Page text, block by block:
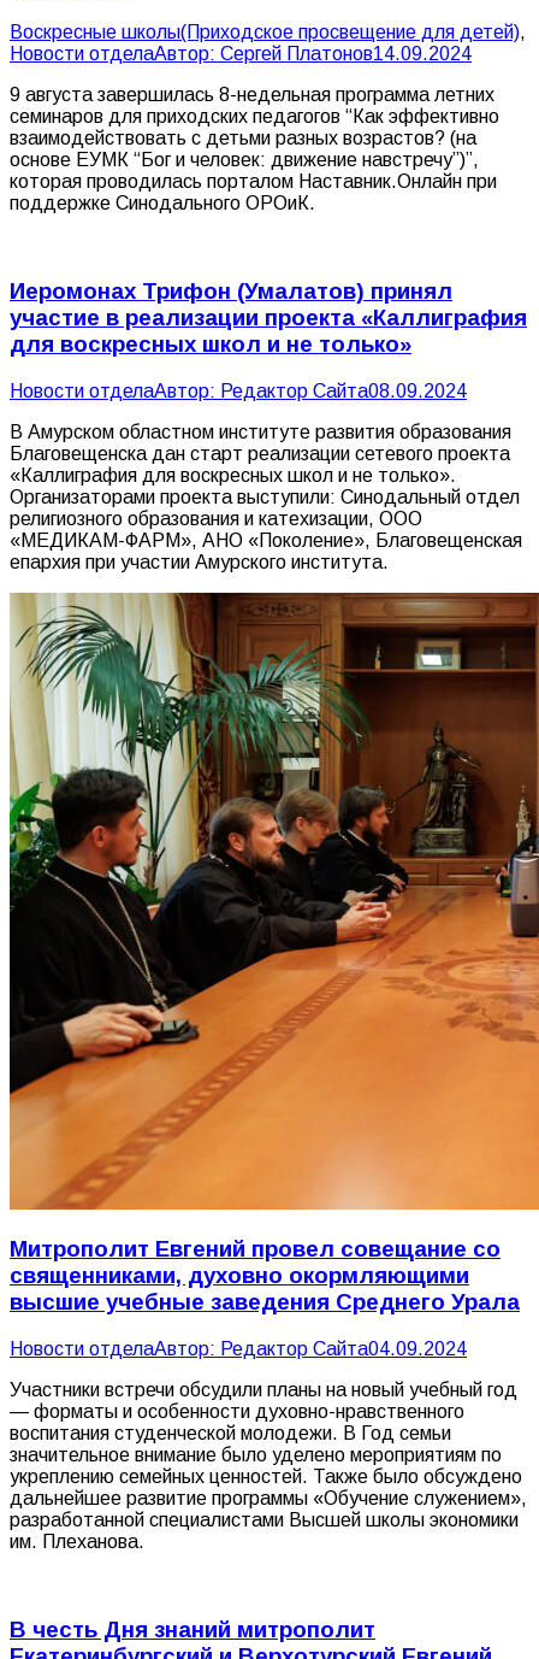
Воскресные школы(Приходское просвещение для детей),
Новости отделаАвтор: Сергей Платонов14.09.2024
9 августа завершилась 8-недельная программа летних
семинаров для приходских педагогов “Как эффективно
взаимодействовать с детьми разных возрастов? (на
основе ЕУМК “Бог и человек: движение навстречу”)”,
которая проводилась порталом Наставник.Онлайн при
поддержке Синодального ОРОиК.
Иеромонах Трифон (Умалатов) принял
участие в реализации проекта «Каллиграфия
для воскресных школ и не только»
Новости отделаАвтор: Редактор Сайта08.09.2024
В Амурском областном институте развития образования
Благовещенска дан старт реализации сетевого проекта
«Каллиграфия для воскресных школ и не только».
Организаторами проекта выступили: Синодальный отдел
религиозного образования и катехизации, ООО
«МЕДИКАМ-ФАРМ», АНО «Поколение», Благовещенская
епархия при участии Амурского института.
Митрополит Евгений провел совещание со
священниками, духовно окормляющими
высшие учебные заведения Среднего Урала
Новости отделаАвтор: Редактор Сайта04.09.2024
Участники встречи обсудили планы на новый учебный год
— форматы и особенности духовно-нравственного
воспитания студенческой молодежи. В Год семьи
значительное внимание было уделено мероприятиям по
укреплению семейных ценностей. Также было обсуждено
дальнейшее развитие программы «Обучение служением»,
разработанной специалистами Высшей школы экономики
им. Плеханова.
В честь Дня знаний митрополит